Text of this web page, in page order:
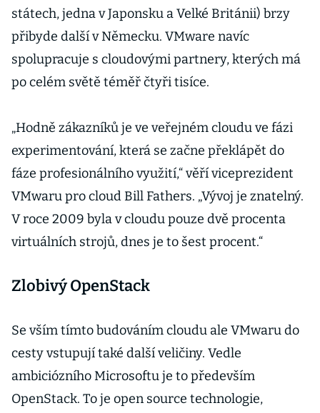
státech, jedna v Japonsku a Velké Británii) brzy
přibyde další v Německu. VMware navíc
spolupracuje s cloudovými partnery, kterých má
po celém světě téměř čtyři tisíce.
„Hodně zákazníků je ve veřejném cloudu ve fázi
experimentování, která se začne překlápět do
fáze profesionálního využití,“ věří viceprezident
VMwaru pro cloud Bill Fathers. „Vývoj je znatelný.
V roce 2009 byla v cloudu pouze dvě procenta
virtuálních strojů, dnes je to šest procent.“
Zlobivý OpenStack
Se vším tímto budováním cloudu ale VMwaru do
cesty vstupují také další veličiny. Vedle
ambiciózního Microsoftu je to především
OpenStack. To je open source technologie,